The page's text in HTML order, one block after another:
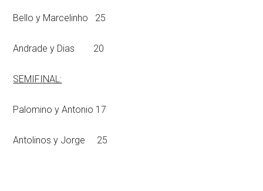
Bello y Marcelinho 25
Andrade y Dias 20
SEMIFINAL:
Palomino y Antonio 17
Antolinos y Jorge 25